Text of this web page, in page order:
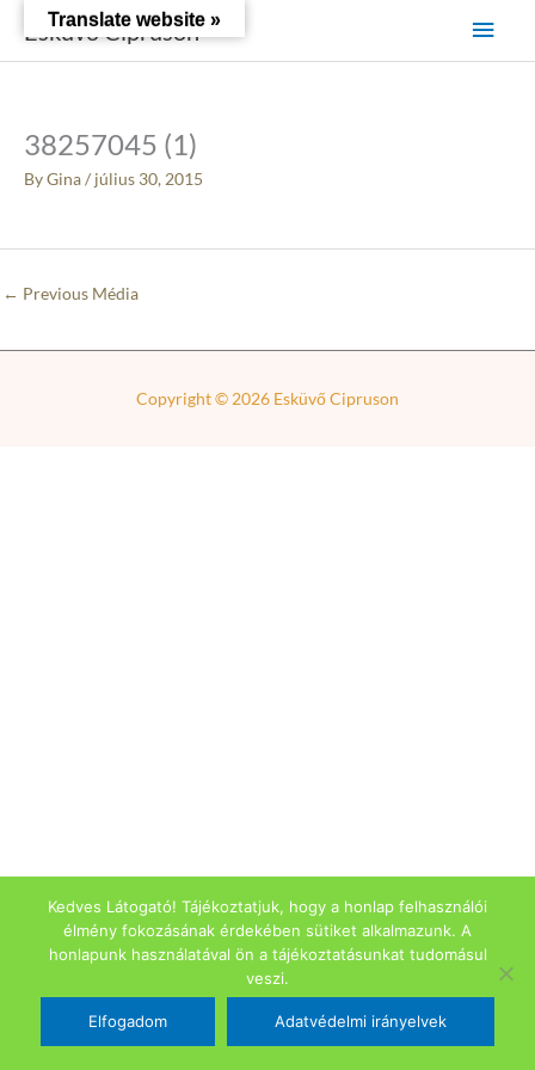
content
Esküvő Cipruson
Main
38257045 (1)
ByGina/ július 30, 2015
← Previous Média
Copyright © 2026 Esküvő Cipruson
Translate website »
Kedves Látogató! Tájékoztatjuk, hogy a honlap felhasználói
élmény fokozásának érdekében sütiket alkalmazunk. A
honlapunk használatával ön a tájékoztatásunkat tudomásul
veszi.
Elfogadom Adatvédelmi irányelvek